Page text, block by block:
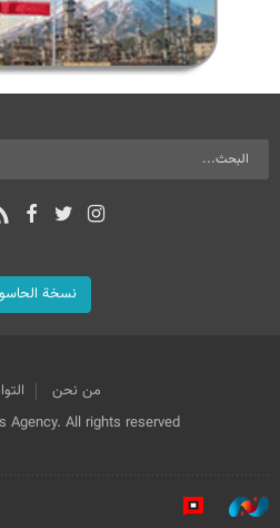
نسخة
من نحن
Agency. All rights reserved